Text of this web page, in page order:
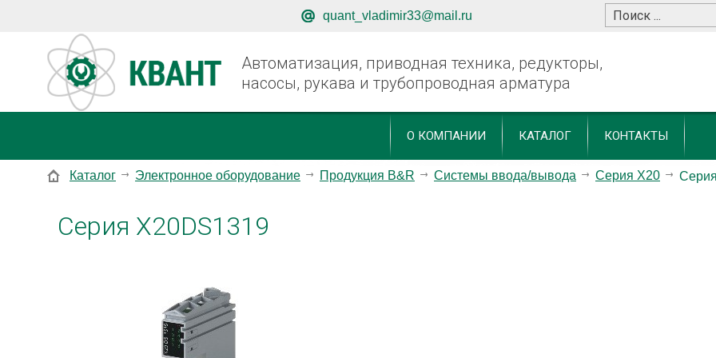
quant_vladimir33@mail.ru
Автоматизация, приводная техника, редукторы,
насосы, рукава и трубопроводная арматура
О КОМПАНИИ КАТАЛОГ КОНТАКТЫ
Каталог Электронное оборудование Продукция B&R Системы ввода/вывода Серия X20
Серия X20DS1319